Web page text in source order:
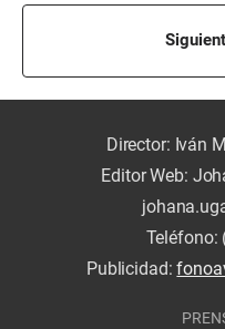
Director: Iván
Editor Web:
Teléfono:
Publicidad: